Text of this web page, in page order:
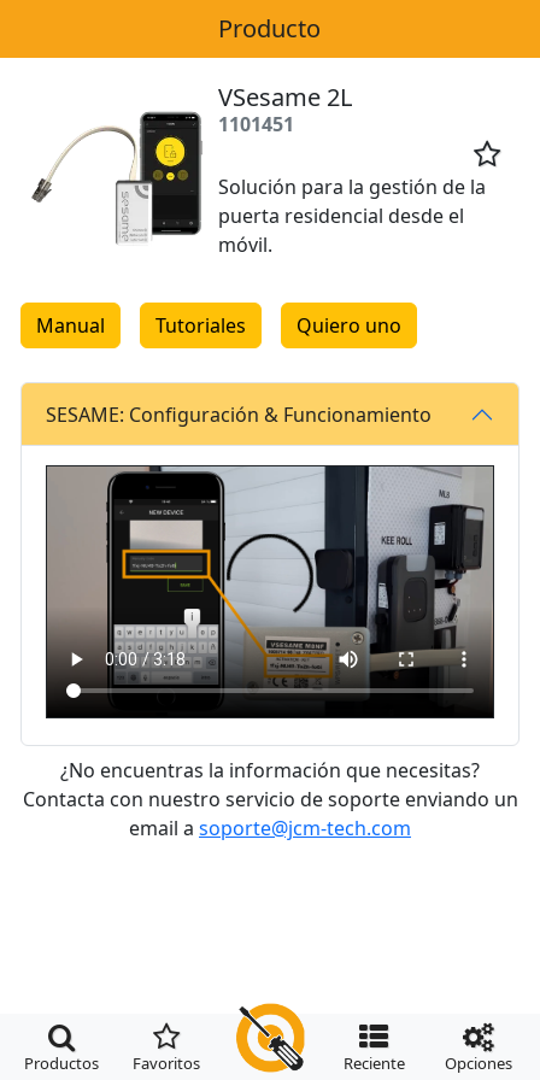
Producto
VSesame 2L
1101451

Solución para la gestión de la
puerta residencial desde el
móvil.
Manual Tutoriales Quiero uno
SESAME: Configuración & Funcionamiento
¿No encuentras la información que necesitas?
Contacta con nuestro servicio de soporte enviando un
email a soporte@jcm-tech.com

Productos

Favoritos

Reciente

Opciones